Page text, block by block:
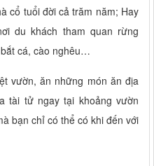
cổ tuổi đời cả trăm năm; Hay
du khách tham quan rừng
cá, cào nghêu…
vườn, ăn những món ăn địa
tài tử ngay tại khoảng vườn
bạn chỉ có thể có khi đến với